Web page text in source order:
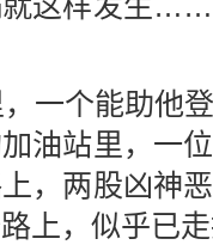
一个能助他
油站里，一
，两股凶神
路上，似乎已